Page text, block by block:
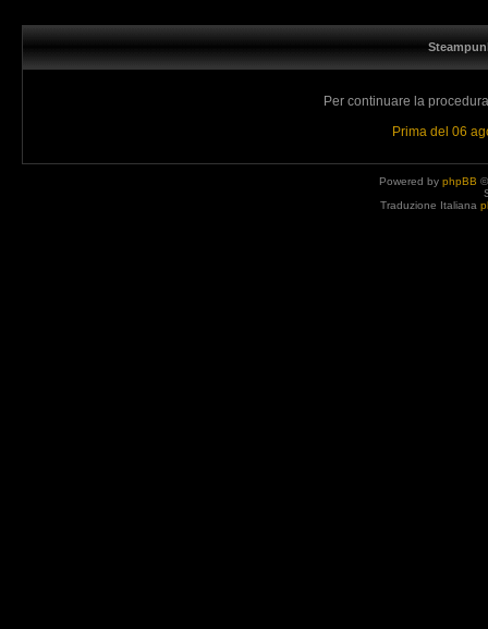
Per continuare la
Prima del 06
Powered by phpBB
Traduzione Italiana